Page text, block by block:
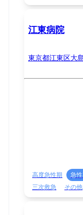
江東病院
東京都江東区大
高度急性期 急
三次救急
その他